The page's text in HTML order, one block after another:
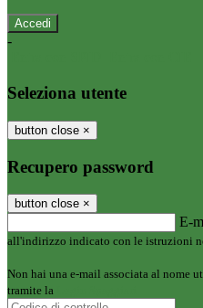
-
Seleziona utente
button close ×
Recupero password
button close ×
E-
all'indirizzo indicato con le istruzioni
Non hai una e-mail associata al nome
tramite la